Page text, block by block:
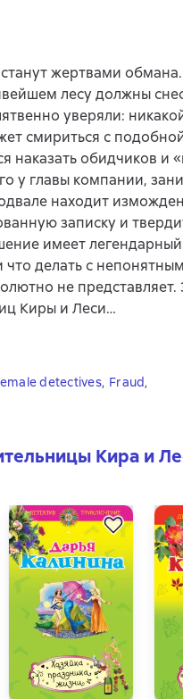
жертвами обмана.
лесу должны
уверяли:
смириться с
наказать обидчиков и
у главы компании,
находит
записку и
имеет
делать с непонятным
не представляет.
Киры и Леси…
detectives, Fraud,
Кира и